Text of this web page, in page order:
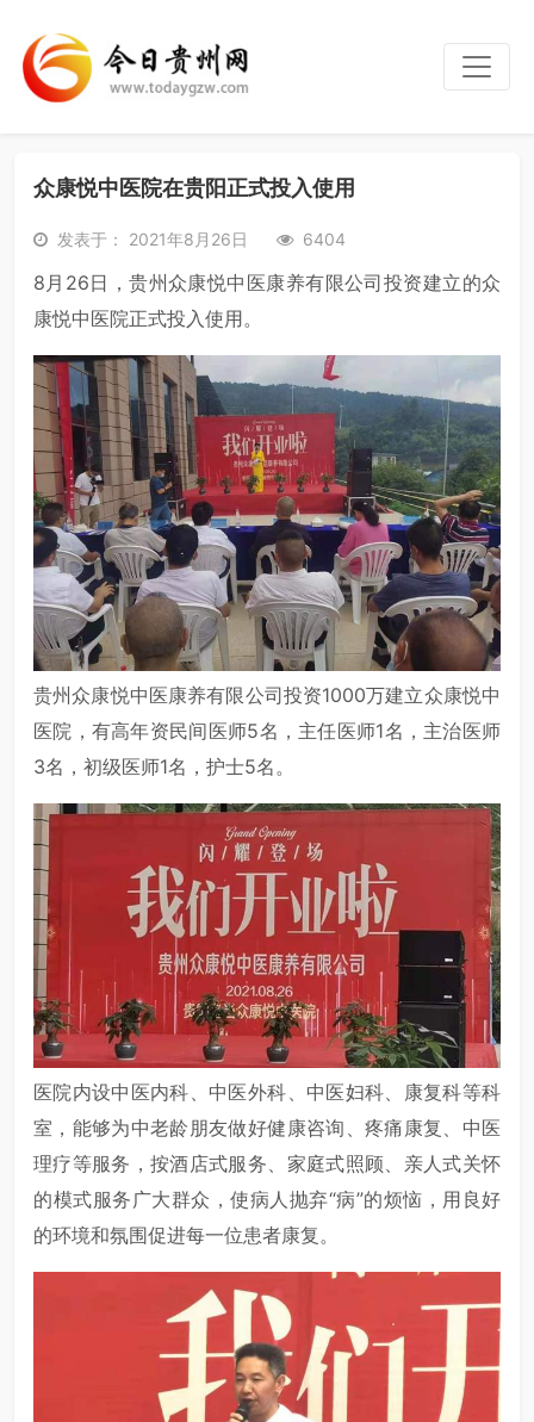
众康悦中医院在贵阳正式投入使用
发表于： 2021年8月26日 6404
8月26日，贵州众康悦中医康养有限公司投资建立的众
康悦中医院正式投入使用。
贵州众康悦中医康养有限公司投资1000万建立众康悦中
医院，有高年资民间医师5名，主任医师1名，主治医师
3名，初级医师1名，护士5名。
医院内设中医内科、中医外科、中医妇科、康复科等科
室，能够为中老龄朋友做好健康咨询、疼痛康复、中医
理疗等服务，按酒店式服务、家庭式照顾、亲人式关怀
的模式服务广大群众，使病人抛弃“病”的烦恼，用良好
的环境和氛围促进每一位患者康复。